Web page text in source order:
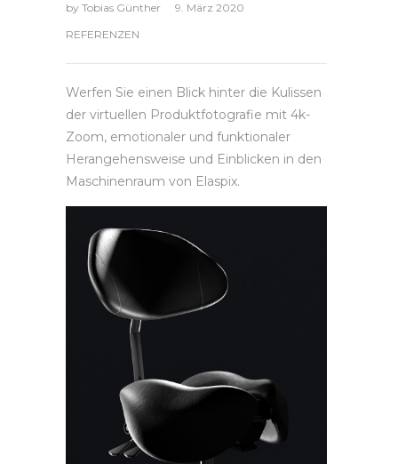
by Tobias Günther
9. März 2020
REFERENZEN
Werfen Sie einen Blick hinter die Kulissen
der virtuellen Produktfotografie mit 4k-
Zoom, emotionaler und funktionaler
Herangehensweise und Einblicken in den
Maschinenraum von Elaspix.